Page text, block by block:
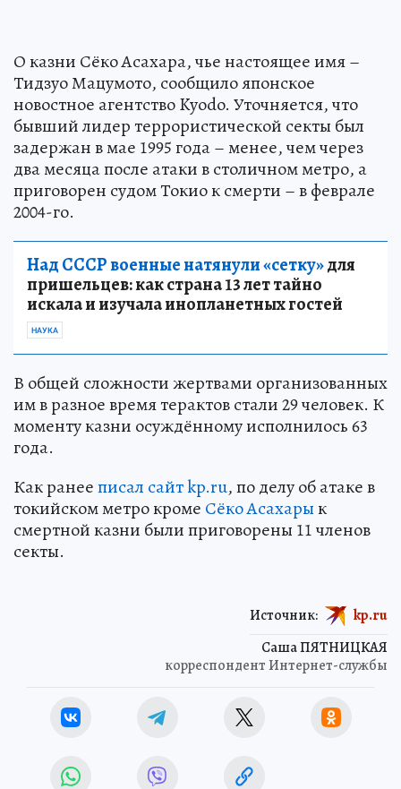
О казни Сёко Асахара, чье настоящее имя –
Тидзуо Мацумото, сообщило японское
новостное агентство Kyodo. Уточняется, что
бывший лидер террористической секты был
задержан в мае 1995 года – менее, чем через
два месяца после атаки в столичном метро, а
приговорен судом Токио к смерти – в феврале
2004-го.
Над СССР военные натянули «сетку»для
пришельцев: как страна 13 лет тайно
искала и изучала инопланетных гостей
НАУКА
В общей сложности жертвами организованных
им в разное время терактов стали 29 человек. К
моменту казни осуждённому исполнилось 63
года.
Как ранееписал сайт kp.ru, по делу об атаке в
токийском метро кроме Сёко Асахарык
смертной казни были приговорены 11 членов
секты.
Саша ПЯТНИЦКАЯ
корреспондент Интернет-службы
Источник: kp.ru